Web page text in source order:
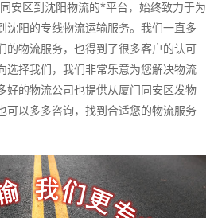
安区到沈阳物流的*平台，始终致力于为
沈阳的专线物流运输服务。我们一直多
的物流服务，也得到了很多客户的认可
选择我们，我们非常乐意为您解决物流
好的物流公司也提供从厦门同安区发物
可以多多咨询，找到合适您的物流服务